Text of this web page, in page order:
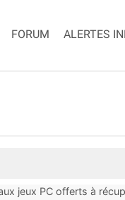
FORUM ALERTES
jeux PC offerts à